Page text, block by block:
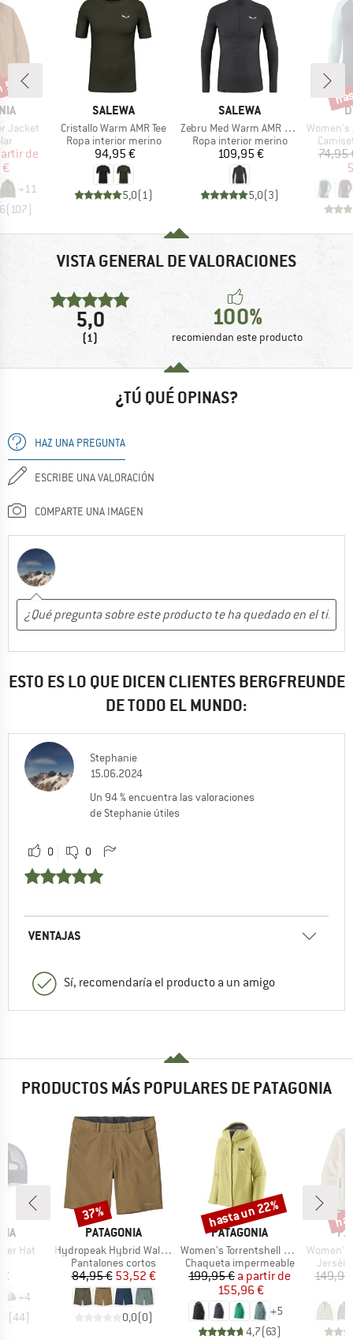
Jacket
reducido
de
+11
(107)
MARCA
SALEWA
Artículo
Cristallo Warm AMR Tee
Product group
Ropa interior merino
Precio
94,95 €
5,0(1)
MARCA
SALEWA
Artículo
Zebru Med Warm AMR Half Zip Tee
Product group
Ropa interior merino
Precio
109,95 €
5,0(3)
Artículo
Women's
74,95
VISTA GENERAL DE VALORACIONES
5,0
(1)
100%
recomiendan este producto
¿TÚ QUÉ OPINAS?
HAZ UNA PREGUNTA
ESCRIBE UNA VALORACIÓN
COMPARTE UNA IMAGEN
ESTO ES LO QUE DICEN CLIENTES BERGFREUNDE
DE TODO EL MUNDO:
Stephanie
15.06.2024
Un 94 % encuentra las valoraciones
de Stephanie útiles
0 0
VENTAJAS
Sí, recomendaría el producto a un amigo
PRODUCTOS MÁS POPULARES DE PATAGONIA
Hat
+4
(44)
MARCA
PATAGONIA
Artículo
Hydropeak Hybrid Walk Shorts 18''
Product group
Pantalones cortos
Precio
84,95 €Precio reducido
53,52 €
0,0(0)
Descuento
37%
MARCA
PATAGONIA
Artículo
Women's Torrentshell 3L Jacket
Product group
Chaqueta impermeable
Precio
199,95 € Precio reducido
a partir de
155,96 €
+5
4,7(63)
Descuento
hasta un 22%
Artículo
Women's